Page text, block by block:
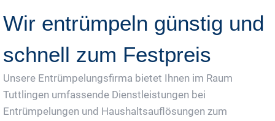
Wir entrümpeln günstig und
schnell zum Festpreis
Unsere Entrümpelungsfirma bietet Ihnen im Raum
Tuttlingen umfassende Dienstleistungen bei
Entrümpelungen und Haushaltsauflösungen zum